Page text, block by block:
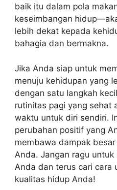
baik itu dalam pola
keseimbangan
lebih dekat kepada
bahagia dan bermakna.
Jika Anda siap untuk
menuju kehidupan yang
dengan satu langkah
rutinitas pagi yang sehat
waktu untuk diri sendiri.
perubahan positif yang
membawa dampak
Anda. Jangan ragu
Anda dan terus cari cara
kualitas hidup Anda!